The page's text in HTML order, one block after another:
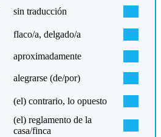
sin traducción
flaco/a, delgado/a
aproximadamente
alegrarse (de/por)
(el) contrario, lo opuesto
(el) reglamento de la
casa/finca